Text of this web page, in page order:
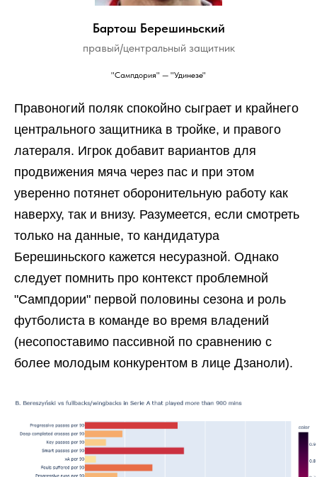
Бартош Берешиньский
правый/центральный защитник
"Сампдория" — "Удинезе"
Правоногий поляк спокойно сыграет и крайнего
центрального защитника в тройке, и правого
латераля. Игрок добавит вариантов для
продвижения мяча через пас и при этом
уверенно потянет оборонительную работу как
наверху, так и внизу. Разумеется, если смотреть
только на данные, то кандидатура
Берешиньского кажется несуразной. Однако
следует помнить про контекст проблемной
"Сампдории" первой половины сезона и роль
футболиста в команде во время владений
(несопоставимо пассивной по сравнению с
более молодым конкурентом в лице Дзаноли).